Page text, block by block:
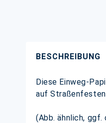
BESCHREIBUNG
Diese Einweg-
auf Straßenfesten
(Abb. ähnlich,